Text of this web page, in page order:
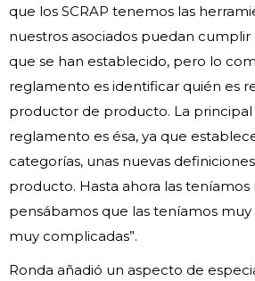
que los SCRAP tenemos las
nuestros asociados puedan cumplir
que se han establecido, pero lo
reglamento es identificar quién es
productor de producto. La
reglamento es ésa, ya que
categorías, unas nuevas
producto. Hasta ahora las teníamos
pensábamos que las teníamos muy
muy complicadas”.
Ronda añadió un aspecto de